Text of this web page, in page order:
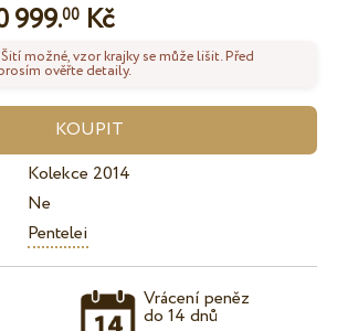
999.00Kč
možné, vzor krajky se může lišit. Před
ověřte detaily.
Kolekce 2014
Ne
Pentelei
Vrácení peněz
do 14 dnů